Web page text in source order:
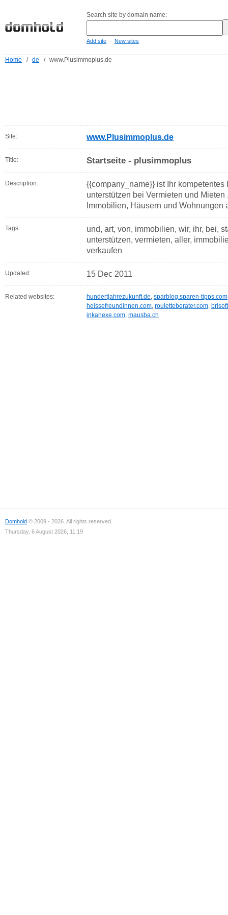
Search site by domain name:
Add site - New sites
Home / de / www.Plusimmoplus.de
Site: www.Plusimmoplus.de
Title: Startseite - plusimmoplus
Description:
{{company_name}} ist Ihr
unterstützen bei Vermieten und
Immobilien, Häusern und Wohnungen
Tags:
und, art, von, immobilien, wir, ihr, bei,
unterstützen, vermieten, aller,
verkaufen
Updated: 15 Dec 2011
Related websites: hundertjahrezukunft.de, sparblog.sparen-tipps.com
heissefreundinnen.com, rouletteberater.com,
inkahexe.com, mausba.ch
Domhold © 2009 - 2026. All rights reserved.
Thursday, 6 August 2026, 11:19